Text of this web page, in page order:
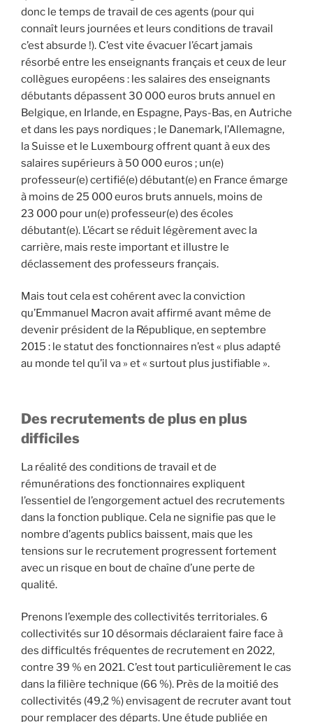
donc le temps de travail de ces agents (pour qui
connaît leurs journées et leurs conditions de travail
c’est absurde !). C’est vite évacuer l’écart jamais
résorbé entre les enseignants français et ceux de leur
collègues européens : les salaires des enseignants
débutants dépassent 30 000 euros bruts annuel en
Belgique, en Irlande, en Espagne, Pays-Bas, en Autriche
et dans les pays nordiques ; le Danemark, l’Allemagne,
la Suisse et le Luxembourg offrent quant à eux des
salaires supérieurs à 50 000 euros ; un(e)
professeur(e) certifié(e) débutant(e) en France émarge
à moins de 25 000 euros bruts annuels, moins de
23 000 pour un(e) professeur(e) des écoles
débutant(e). L’écart se réduit légèrement avec la
carrière, mais reste important et illustre le
déclassement des professeurs français.
Mais tout cela est cohérent avec la conviction
qu’Emmanuel Macron avait affirmé avant même de
devenir président de la République, en septembre
2015 : le statut des fonctionnaires n’est « plus adapté
au monde tel qu’il va » et « surtout plus justifiable ».
Des recrutements de plus en plus
difficiles
La réalité des conditions de travail et de
rémunérations des fonctionnaires expliquent
l’essentiel de l’engorgement actuel des recrutements
dans la fonction publique. Cela ne signifie pas que le
nombre d’agents publics baissent, mais que les
tensions sur le recrutement progressent fortement
avec un risque en bout de chaîne d’une perte de
qualité.
Prenons l’exemple des collectivités territoriales. 6
collectivités sur 10 désormais déclaraient faire face à
des difficultés fréquentes de recrutement en 2022,
contre 39 % en 2021. C’est tout particulièrement le cas
dans la filière technique (66 %). Près de la moitié des
collectivités (49,2 %) envisagent de recruter avant tout
pour remplacer des départs. Une étude publiée en